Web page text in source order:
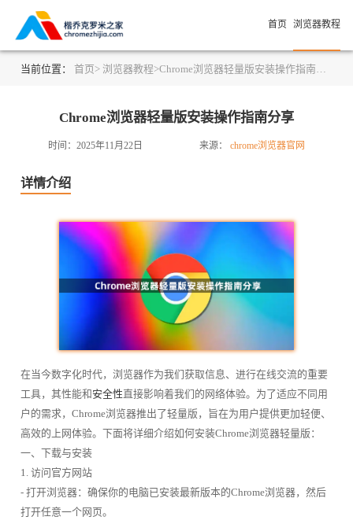
首页 浏览器教程
当前位置： 首页> 浏览器教程>Chrome浏览器轻量版安装操作指南分享
Chrome浏览器轻量版安装操作指南分享
时间：2025年11月22日 来源： chrome浏览器官网
详情介绍
在当今数字化时代，浏览器作为我们获取信息、进行在线交流的重要
工具，其性能和安全性直接影响着我们的网络体验。为了适应不同用
户的需求，Chrome浏览器推出了轻量版，旨在为用户提供更加轻便、
高效的上网体验。下面将详细介绍如何安装Chrome浏览器轻量版：
一、下载与安装
1. 访问官方网站
- 打开浏览器：确保你的电脑已安装最新版本的Chrome浏览器，然后
打开任意一个网页。